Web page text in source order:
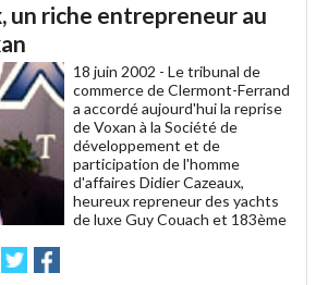
un riche entrepreneur au
18 juin 2002 - Le tribunal de
commerce de Clermont-Ferrand
a accordé aujourd'hui la reprise
de Voxan à la Société de
développement et de
participation de l'homme
d'affaires Didier Cazeaux,
heureux repreneur des yachts
de luxe Guy Couach et 183ème
EnvoyerPartager
sur sur